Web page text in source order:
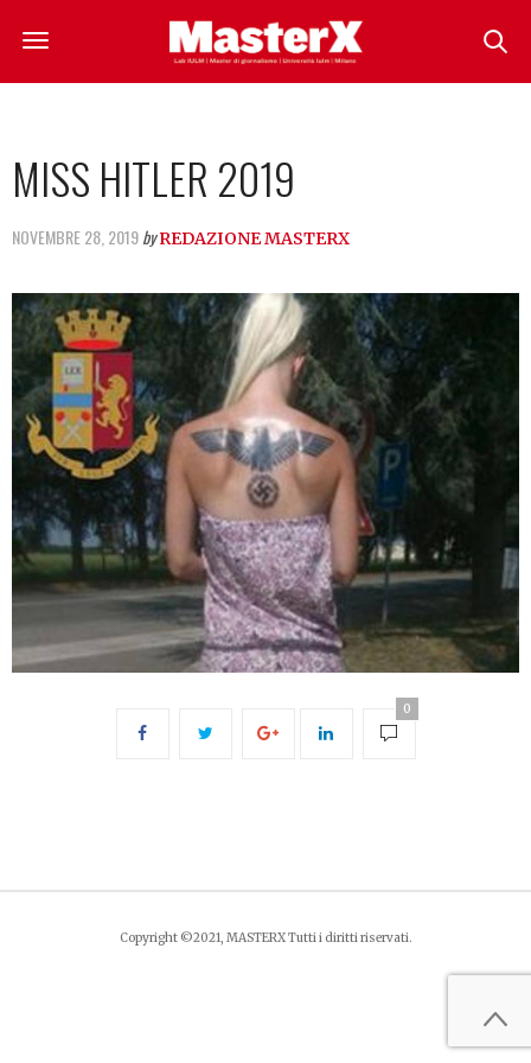
MISS HITLER 2019
NOVEMBRE 28, 2019by REDAZIONE MASTERX
0
Copyright ©2021, MASTERX Tutti i diritti riservati.